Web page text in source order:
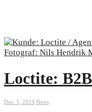
Loctite:
Dez. 5, 2019 News